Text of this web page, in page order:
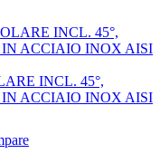
INCL. 45°,
IN ACCIAIO INOX AISI